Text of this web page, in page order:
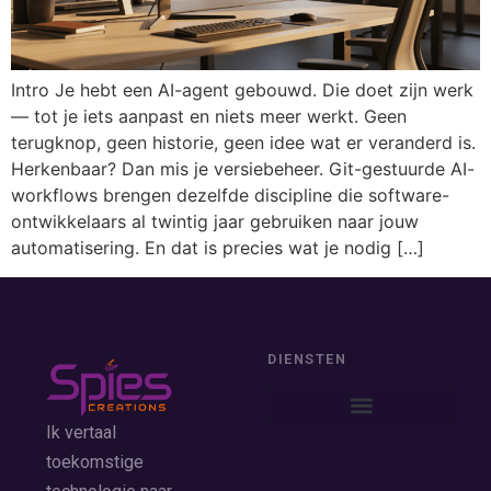
Intro Je hebt een AI-agent gebouwd. Die doet zijn werk
— tot je iets aanpast en niets meer werkt. Geen
terugknop, geen historie, geen idee wat er veranderd is.
Herkenbaar? Dan mis je versiebeheer. Git-gestuurde AI-
workflows brengen dezelfde discipline die software-
ontwikkelaars al twintig jaar gebruiken naar jouw
automatisering. En dat is precies wat je nodig […]
Ik vertaal
toekomstige
DIENSTEN